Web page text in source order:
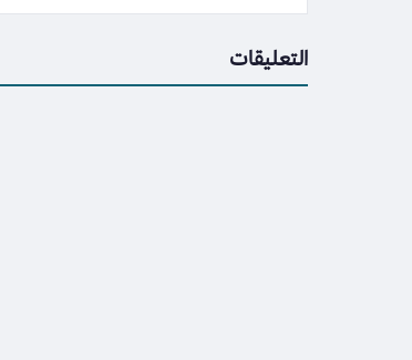
التعليقات